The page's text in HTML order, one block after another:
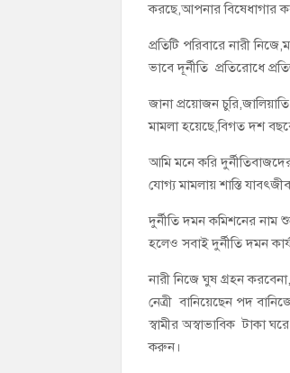
করছে,আপনার বিষেধাগার
প্রতিটি পরিবারে নারী
ভাবে দূর্নীতি প্রতিরোধে
জানা প্রয়োজন
মামলা হয়েছে,বিগত দশ
আমি মনে করি
যোগ্য মামলায় শাস্তি
দুর্নীতি দমন কমিশনের
হলেও সবাই দুর্নীতি দমন
নারী নিজে ঘুষ গ্রহন
নেত্রী বানিয়েছেন পদ
স্বামীর অস্বাভাবিক টাকা
করুন।